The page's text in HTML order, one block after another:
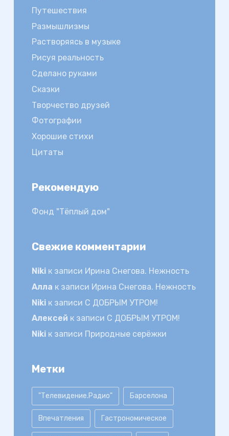
Путешествия
Размышлизмы
Растворяясь в музыке
Рисуя реальность
Сделано руками
Сказки
Творчество друзей
Фотографии
Хорошие стихи
Цитаты
Рекомендую
Фонд "Тёплый дом"
Свежие комментарии
Nikiк записи Ирина Снегова. Нежность
Алла к записи Ирина Снегова. Нежность
Nikiк записи С ДОБРЫМ УТРОМ!
Алексей к записи С ДОБРЫМ УТРОМ!
Nikiк записи Природные серёжки
Метки
"Телевидение.Радио" Барселона
Впечатления Гастрономическое